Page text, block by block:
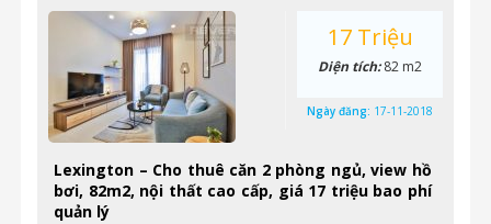
Lexington – Cho thuê căn 2 phòng ngủ, view hồ
bơi, 82m2, nội thất cao cấp, giá 17 triệu bao phí
quản lý
17 Triệu
Diện tích:82 m2
Ngày đăng: 17-11-2018